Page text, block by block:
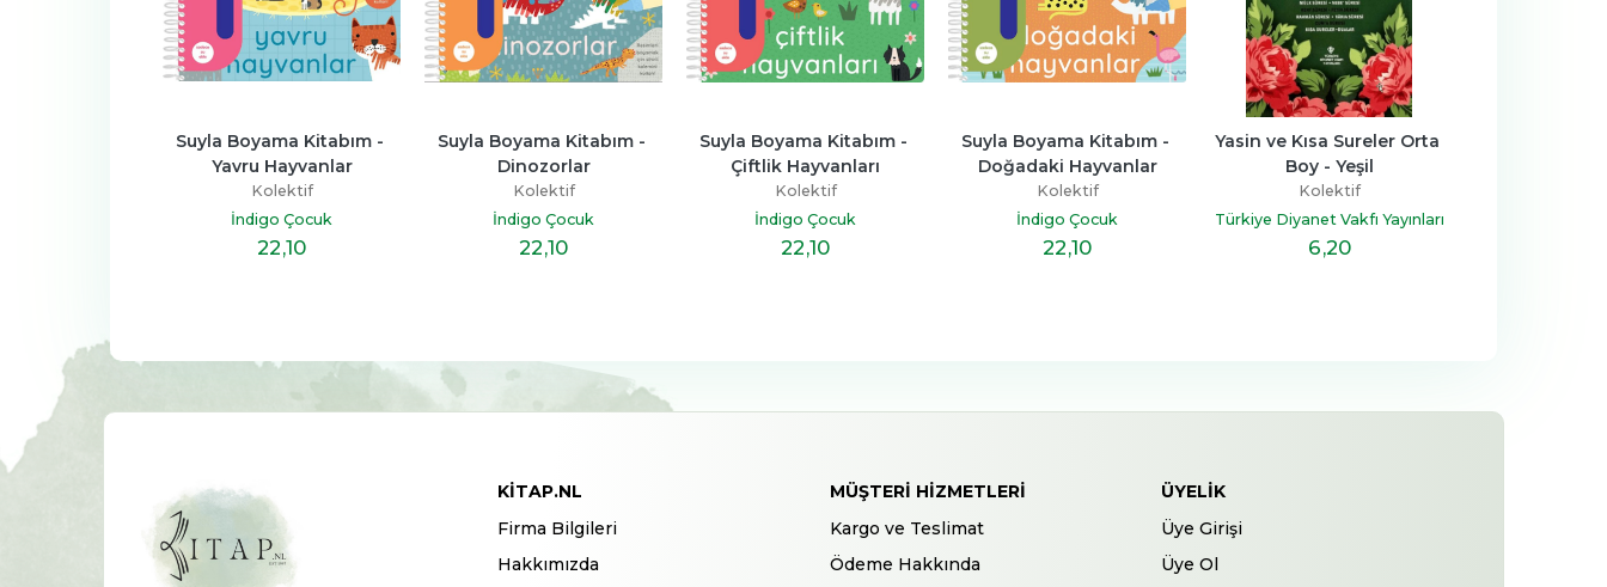
Suyla Boyama Kitabım -
Yavru Hayvanlar
Kolektif
İndigo Çocuk
22,10
Suyla Boyama Kitabım -
Dinozorlar
Kolektif
İndigo Çocuk
22,10
Suyla Boyama Kitabım -
Çiftlik Hayvanları
Kolektif
İndigo Çocuk
22,10
Suyla Boyama Kitabım -
Doğadaki Hayvanlar
Kolektif
İndigo Çocuk
22,10
Yasin ve Kısa Sureler Orta
Boy - Yeşil
Kolektif
Türkiye Diyanet Vakfı Yayınları
6,20
KITAP.NL
Firma Bilgileri
Hakkımızda
MÜŞTERI HIZMETLERI
Kargo ve Teslimat
Ödeme Hakkında
ÜYELIK
Üye Girişi
Üye Ol